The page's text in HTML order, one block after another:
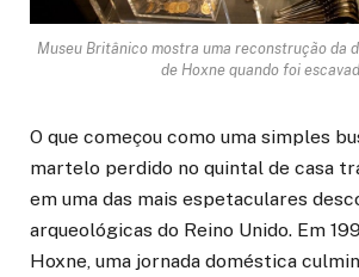
Museu Britânico mostra uma reconstrução da
de Hoxne quando foi
O que começou como uma simples
martelo perdido no quintal de casa
em uma das mais espetaculares
arqueológicas do Reino Unido. Em
Hoxne, uma jornada doméstica